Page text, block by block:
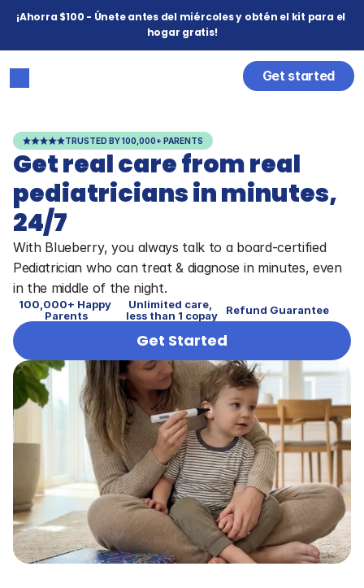
¡Ahorra $100 - Únete antes del miércoles y obtén el kit para el
hogar gratis!
Get started
TRUSTED BY 100,000+ PARENTS
Get real care from real
pediatricians in minutes,
24/7
With Blueberry, you always talk to a board-certified
Pediatrician who can treat & diagnose in minutes, even
in the middle of the night.
Get Started
100,000+ Happy
Parents
Unlimited care,
less than 1 copay
Refund Guarantee